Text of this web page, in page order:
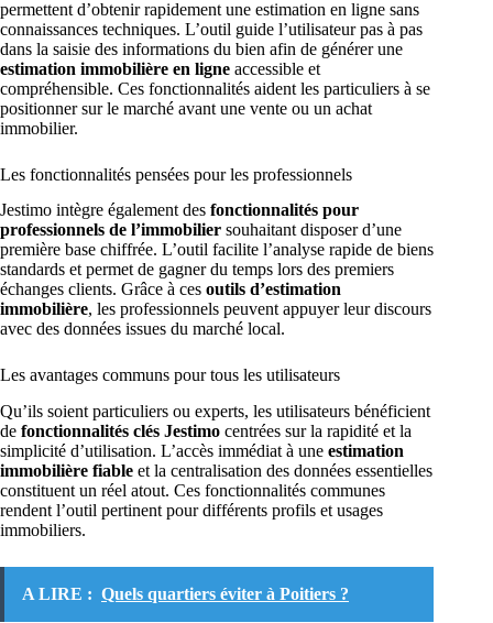
permettent d’obtenir rapidement une estimation en ligne sans
connaissances techniques. L’outil guide l’utilisateur pas à pas
dans la saisie des informations du bien afin de générer une
estimation immobilière en ligne accessible et
compréhensible. Ces fonctionnalités aident les particuliers à se
positionner sur le marché avant une vente ou un achat
immobilier.
Les fonctionnalités pensées pour les professionnels
Jestimo intègre également des fonctionnalités pour
professionnels de l’immobilier souhaitant disposer d’une
première base chiffrée. L’outil facilite l’analyse rapide de biens
standards et permet de gagner du temps lors des premiers
échanges clients. Grâce à ces outils d’estimation
immobilière, les professionnels peuvent appuyer leur discours
avec des données issues du marché local.
Les avantages communs pour tous les utilisateurs
Qu’ils soient particuliers ou experts, les utilisateurs bénéficient
de fonctionnalités clés Jestimo centrées sur la rapidité et la
simplicité d’utilisation. L’accès immédiat à une estimation
immobilière fiable et la centralisation des données essentielles
constituent un réel atout. Ces fonctionnalités communes
rendent l’outil pertinent pour différents profils et usages
immobiliers.
A LIRE : Quels quartiers éviter à Poitiers ?